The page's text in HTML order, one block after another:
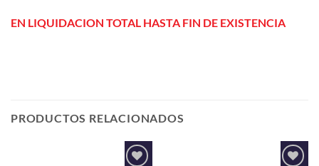
EN LIQUIDACION TOTAL HASTA FIN DE EXISTENCIA
PRODUCTOS RELACIONADOS